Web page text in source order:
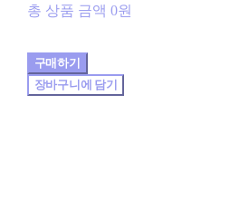
총 상품 금액 0원
구매하기
장바구니에 담기